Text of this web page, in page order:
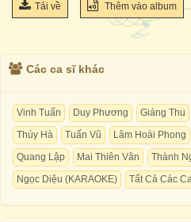
Tải về Thêm vào album
Các ca sĩ khác
Vinh Tuấn Duy Phương Giáng Thu
Thúy Hà
Tuấn Vũ Lâm Hoài Phong
Quang Lập
Mai Thiên Vân Thành
Ngọc Diệu (KARAOKE)
Tất Cả Các